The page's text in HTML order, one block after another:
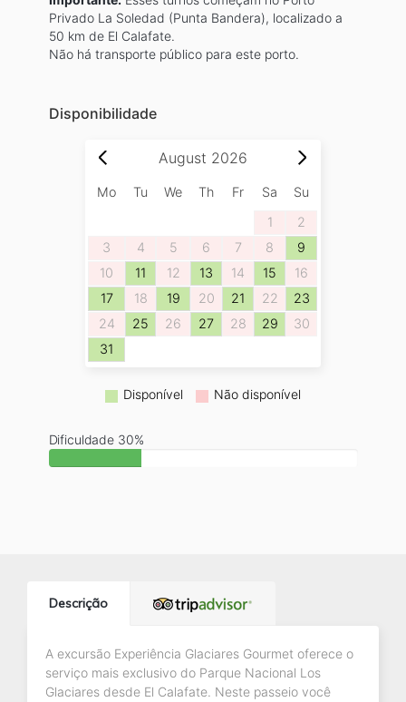
Privado La Soledad (Punta Bandera), localizado a
50 km de El Calafate.
Não há transporte público para este porto.
Disponibilidade
August 2026
Mo Tu We Th Fr Sa
Su
1
2
3
4 5 6 7 8
9
10
11 12 13 14 15
16
17
18 19 20 21 22
23
24
25 26 27 28 29
30
31
Disponível Não disponível
Dificuldade 30%
Descrição
A excursão Experiência Glaciares Gourmet oferece o
serviço mais exclusivo do Parque Nacional Los
Glaciares desde El Calafate. Neste passeio você